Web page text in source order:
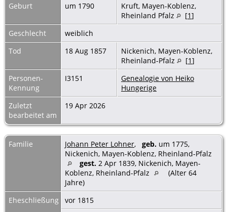
Geburt
um 1790
Kruft, Mayen-Koblenz,
Rheinland Pfalz
[1]
Geschlecht
weiblich
Tod
18 Aug 1857
Nickenich, Mayen-Koblenz,
Rheinland-Pfalz
[1]
Personen-
Kennung
I3151
Genealogie von Heiko
Hungerige
Zuletzt
bearbeitet am
19 Apr 2026
Familie Johann Peter Lohner, geb. um 1775,
Nickenich, Mayen-Koblenz, Rheinland-Pfalz
gest. 2 Apr 1839, Nickenich, Mayen-
Koblenz, Rheinland-Pfalz
(Alter 64
Jahre)
Eheschließung
vor 1815